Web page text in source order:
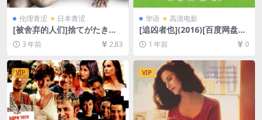
伦理青涩 日本青涩
[被舍弃的人们]捨てがたき
人々 (2013)[百度网盘+夸克网
盘1080P超清未删减资源][网
盘在线播放/下载][MP4/7.1G
B][日语中字]
3 年前 2.83
华语 高清电影
[追凶者也](2016)[百度网盘
+夸克网盘1080P超清未删减
资源][网盘在线播放/下载][MP
4/6.7GB][中文字幕]
1 年前 0
VIP VIP